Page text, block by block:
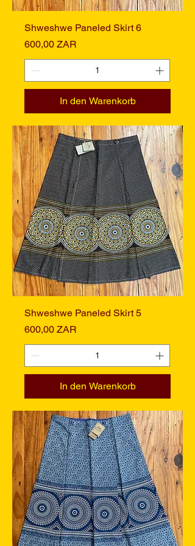
Shweshwe Paneled Skirt 6
Preis
600,00 ZAR
In den Warenkorb
Shweshwe Paneled Skirt 5
Preis
600,00 ZAR
In den Warenkorb